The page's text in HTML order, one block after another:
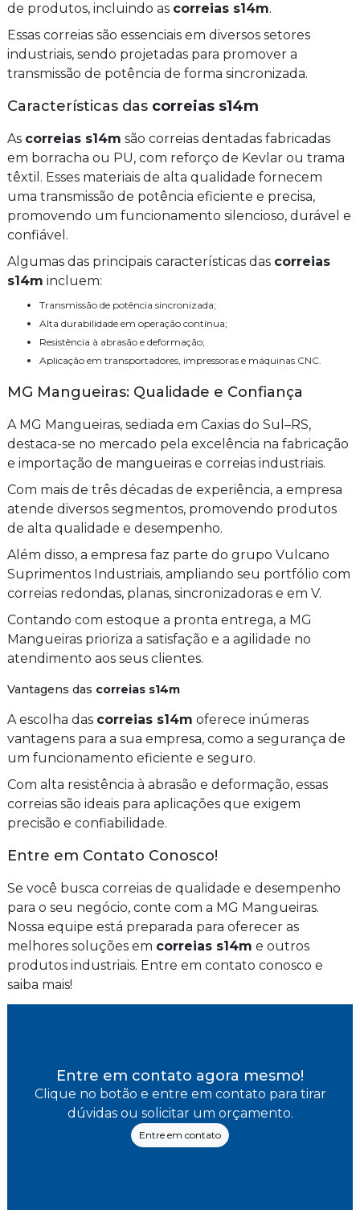
de produtos, incluindo as correias s14m.
Essas correias são essenciais em diversos setores
industriais, sendo projetadas para promover a
transmissão de potência de forma sincronizada.
Características das correias s14m
As correias s14m são correias dentadas fabricadas
em borracha ou PU, com reforço de Kevlar ou trama
têxtil. Esses materiais de alta qualidade fornecem
uma transmissão de potência eficiente e precisa,
promovendo um funcionamento silencioso, durável e
confiável.
Algumas das principais características das correias
s14m incluem:
Transmissão de potência sincronizada;
Alta durabilidade em operação contínua;
Resistência à abrasão e deformação;
Aplicação em transportadores, impressoras e máquinas CNC.
MG Mangueiras: Qualidade e Confiança
A MG Mangueiras, sediada em Caxias do Sul–RS,
destaca-se no mercado pela excelência na fabricação
e importação de mangueiras e correias industriais.
Com mais de três décadas de experiência, a empresa
atende diversos segmentos, promovendo produtos
de alta qualidade e desempenho.
Além disso, a empresa faz parte do grupo Vulcano
Suprimentos Industriais, ampliando seu portfólio com
correias redondas, planas, sincronizadoras e em V.
Contando com estoque a pronta entrega, a MG
Mangueiras prioriza a satisfação e a agilidade no
atendimento aos seus clientes.
Vantagens das correias s14m
A escolha das correias s14m oferece inúmeras
vantagens para a sua empresa, como a segurança de
um funcionamento eficiente e seguro.
Com alta resistência à abrasão e deformação, essas
correias são ideais para aplicações que exigem
precisão e confiabilidade.
Entre em Contato Conosco!
Se você busca correias de qualidade e desempenho
para o seu negócio, conte com a MG Mangueiras.
Nossa equipe está preparada para oferecer as
melhores soluções em correias s14m e outros
produtos industriais. Entre em contato conosco e
saiba mais!
Entre em contato agora mesmo!
Clique no botão e entre em contato para tirar
dúvidas ou solicitar um orçamento.
Entre em contato